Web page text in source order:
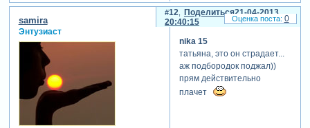
вечер она одела очень
высокие каблуки
много смеялись, когда я их
фотографировала так, и я
хотела напомнить этот
момент. может как-то по
другому выделить мне эту
Поделиться
12
21-04-2013
20:40:15
samira
Энтузиаст
nika 15
татьяна, это он страдает...
аж подбородок поджал))
прям действительно
плачет
0